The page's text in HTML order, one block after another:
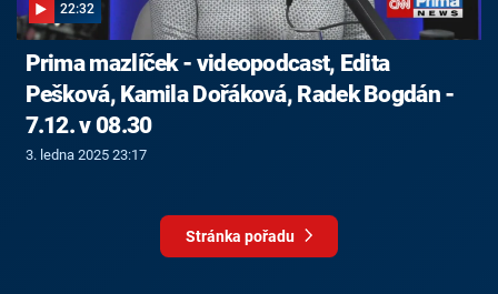
22:32
Prima mazlíček - videopodcast, Edita
Pešková, Kamila Dořáková, Radek Bogdán -
7.12. v 08.30
3. ledna 2025 23:17
Stránka pořadu